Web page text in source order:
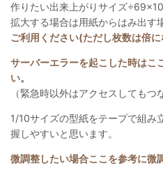
作りたい出来上がりサイズ
拡大する場合は用紙からはみ出す
ご利用ください(ただし枚数は倍に
サーバーエラーを起こした時はこ
い。
（緊急時以外はアクセスしてもつ
1/10サイズの型紙をテープで組み
握しやすいと思います。
微調整したい場合ここを参考に微